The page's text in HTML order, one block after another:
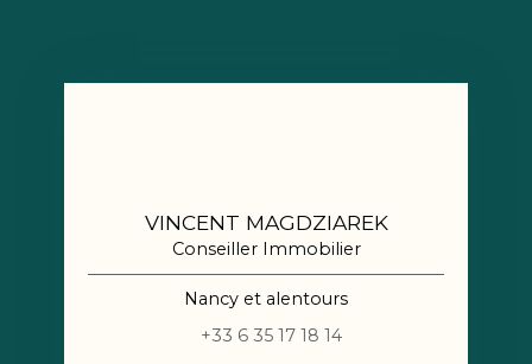
VINCENT MAGDZIAREK
Conseiller Immobilier
Nancy et alentours
+33 6 35 17 18 14